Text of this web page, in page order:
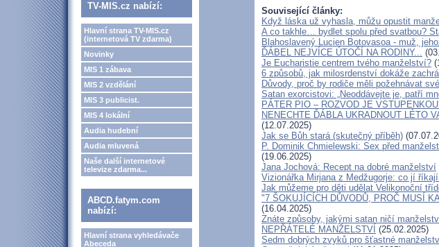
TV-MIS.cz nabízí:
Hlavní strana TV-MIS.cz
(internetová TV zdarma)
Novinky
MIS 1 zábava
MIS 2 vzdělání
MIS 3 publicist.
MIS 4 lokální
Audia hudební
Audia mluvená
Naše další internetové
televize zdarma...
ABCD.fatym.com
nabízí:
Hlavní strana vyhledávače
Abeceda
Související články:
Když láska už vyhasla, můžu opustit
A co takhle… bydlet spolu před svatbou?
Blahoslavený Lucien Botovasoa - muž,
ĎÁBEL NEJVÍCE ÚTOČÍ NA RODINY...
Je Eucharistie centrem tvého manželství?
6 způsobů, jak milosrdenství dokáže
Důvody, proč by rodiče měli požehnávat
Satan exorcistovi: „Neoddávejte je, patří
PÁTER PIO – ROZVOD JE
NENECHTE ĎÁBLA UKRADNOUT LÉTO
(12.07.2025)
Jak se Bůh stará (skutečný příběh)
P. Dominik Chmielewski: Sex před
(19.06.2025)
Jana Jochová: Recept na dobré manželství
Vizionářka Mirjana z Medžugorje: co jí
Jak můžeme pro děti udělat Velikonoční
"7 ŠOKUJÍCÍCH DŮVODŮ, PROČ MUSÍ
(16.04.2025)
Znáte způsoby, jakými satan ničí
NEPŘÁTELÉ MANŽELSTVÍ (25.02.2025)
Sedm dobrých zvyků pro šťastné